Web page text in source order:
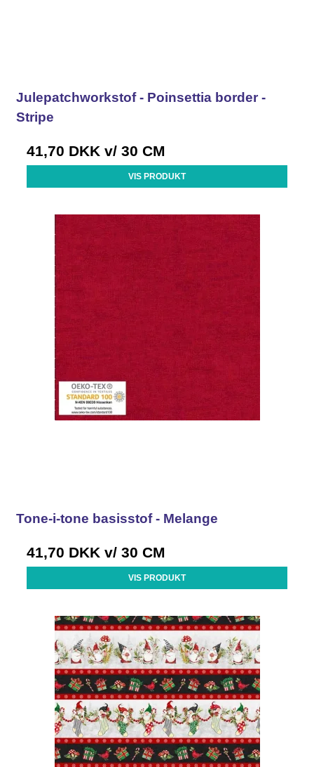
Julepatchworkstof - Poinsettia border -
Stripe
41,70 DKK v/ 30 CM
VIS PRODUKT
Tone-i-tone basisstof - Melange
41,70 DKK v/ 30 CM
VIS PRODUKT